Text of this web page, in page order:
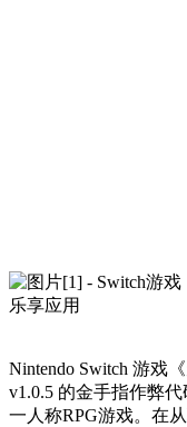
Nintendo Switch 游戏
v1.0.5 的金手指作弊
一人称RPG游戏。在